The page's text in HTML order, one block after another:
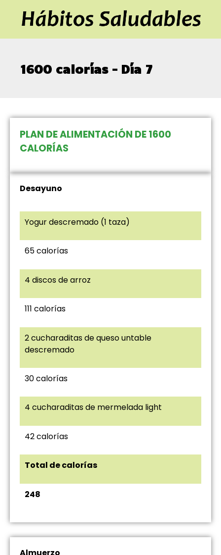
1600 calorías – Día 7
PLAN DE ALIMENTACIÓN DE 1600
CALORÍAS
Desayuno
Yogur descremado (1 taza)
65 calorías
4 discos de arroz
111 calorías
2 cucharaditas de queso untable
descremado
30 calorías
4 cucharaditas de mermelada light
42 calorías
Total de calorías
248